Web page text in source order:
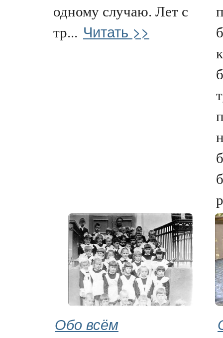
одному случаю. Лет с
тр... Читать >>
Обо всём